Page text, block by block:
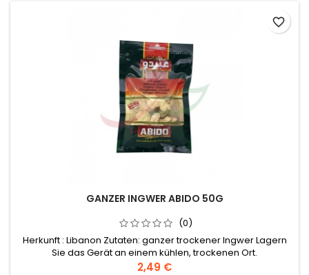
GANZER INGWER ABIDO 50G
(0)
Herkunft : Libanon Zutaten: ganzer trockener Ingwer Lagern
Sie das Gerät an einem kühlen, trockenen Ort.
2,49 €
favorite_border